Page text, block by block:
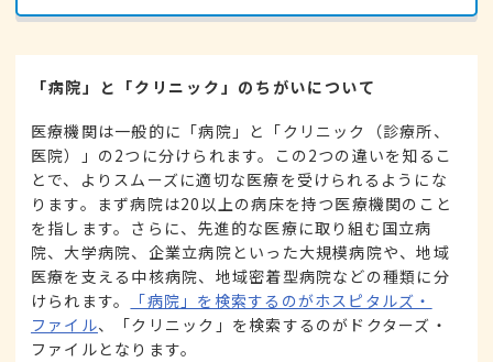
「病院」と「クリニック」のちがいについて
医療機関は一般的に「病院」と「クリニック（診療所、
医院）」の2つに分けられます。この2つの違いを知るこ
とで、よりスムーズに適切な医療を受けられるようにな
ります。まず病院は20以上の病床を持つ医療機関のこと
を指します。さらに、先進的な医療に取り組む国立病
院、大学病院、企業立病院といった大規模病院や、地域
医療を支える中核病院、地域密着型病院などの種類に分
けられます。
「病院」を検索するのがホスピタルズ・
ファイル、「クリニック」を検索するのがドクターズ・
ファイルとなります。